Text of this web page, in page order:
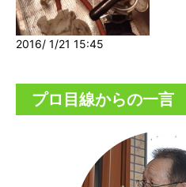
2016/ 1/21 15:45
プロ目線からの一言